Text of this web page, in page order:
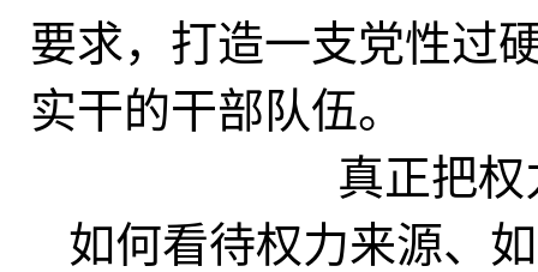
要求，打造一支党性过
实干的干部队伍。
真正把
如何看待权力来源、